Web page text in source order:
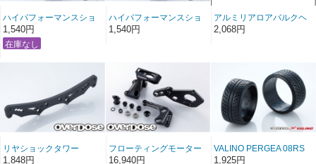
ハイパフォーマンスショ
ックオイル #25
1,540円
ハイパフォーマンスショ
ックオイル #20
1,540円
アルミリアロアバルクヘ
ッドセット (For Vacula
2,068円
リヤショックタワー
(3.0mm/For GALM)
1,848円
フローティングモーター
マウントシステム (For
16,940円
VALINO PERGEA 08RS
30mm
1,925円